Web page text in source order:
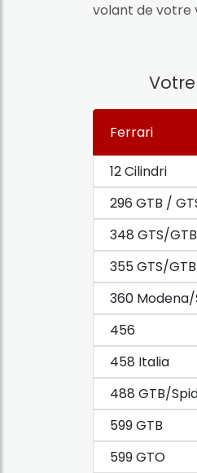
volant de votre
Ferrari
12 Cilindri
296 GTB /
348 GTS/
355 GTS/
360
456
458 Italia
488 GTB/
599 GTB
599 GTO